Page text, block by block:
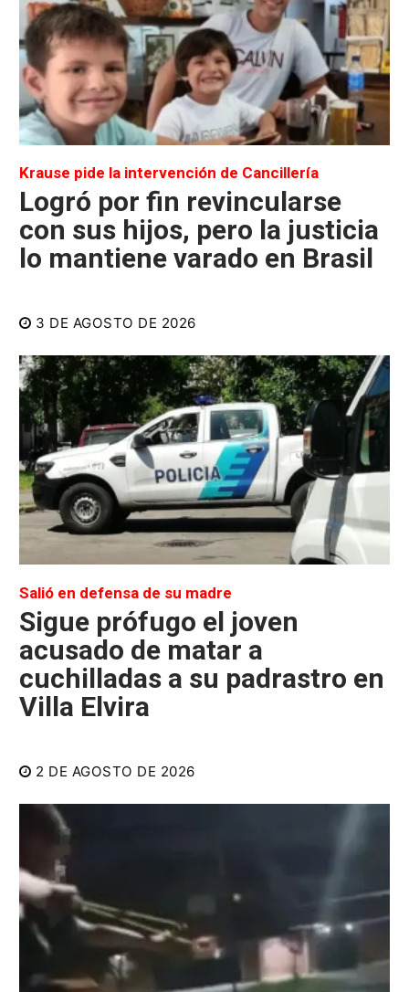
Krause pide la intervención de Cancillería
Logró por fin revincularse
con sus hijos, pero la justicia
lo mantiene varado en Brasil
3 DE AGOSTO DE 2026
Salió en defensa de su madre
Sigue prófugo el joven
acusado de matar a
cuchilladas a su padrastro en
Villa Elvira
2 DE AGOSTO DE 2026